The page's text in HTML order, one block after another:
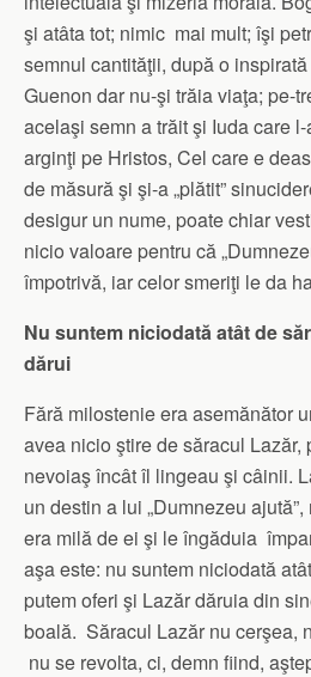
şi atâta tot; nimic mai mult; îşi
semnul cantităţii, după o
Guenon dar nu-şi trăia viaţa; pe-
acelaşi semn a trăit şi Iuda care
arginţi pe Hristos, Cel care e
de măsură şi şi-a „plătit”
desigur un nume, poate chiar
nicio valoare pentru că
împotrivă, iar celor smeriţi le da
Nu suntem niciodată atât de
dărui
Fără milostenie era asemănător
avea nicio ştire de săracul Lazăr,
nevoiaş încât îl lingeau şi câinii.
un destin a lui „Dumnezeu
era milă de ei şi le îngăduia
aşa este: nu suntem niciodată
putem oferi şi Lazăr dăruia din
boală. Săracul Lazăr nu cerşea,
nu se revolta, ci, demn fiind,